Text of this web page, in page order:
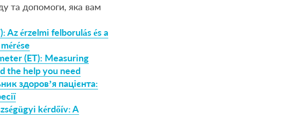
та допомоги, яка вам
Az érzelmi felborulás és a
(ET): Measuring
the help you need
здоров’я пацієнта:
kérdőív: A